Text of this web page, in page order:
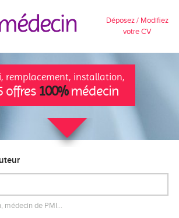
Déposez / Modifiez
votre CV
remplacement, installation,
offres 100%médecin
médecin de PMI…